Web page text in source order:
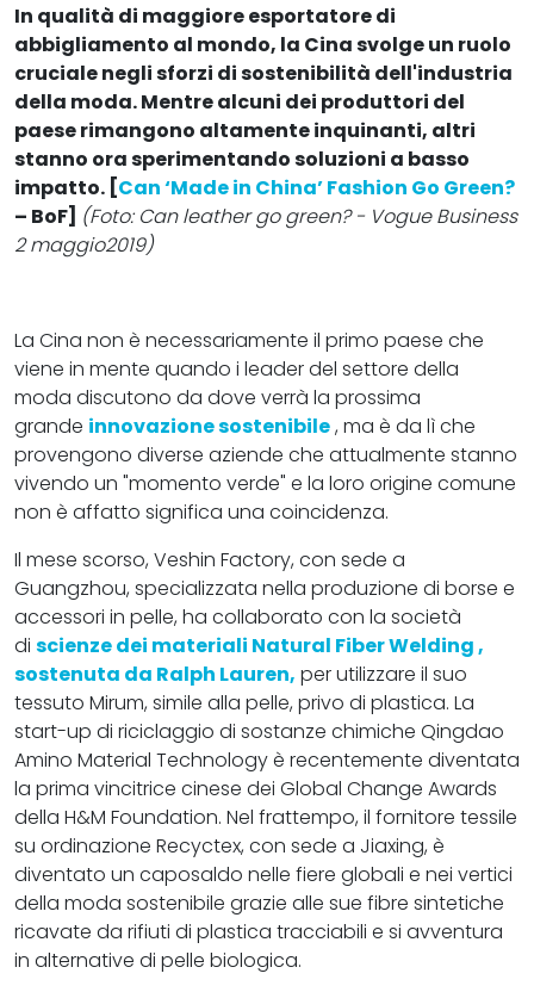
In qualità di maggiore esportatore di
abbigliamento al mondo, la Cina svolge un ruolo
cruciale negli sforzi di sostenibilità dell'industria
della moda. Mentre alcuni dei produttori del
paese rimangono altamente inquinanti, altri
stanno ora sperimentando soluzioni a basso
impatto. [Can ‘Made in China’ Fashion Go Green?
– BoF] (Foto: Can leather go green? - Vogue Business
2 maggio2019)
La Cina non è necessariamente il primo paese che
viene in mente quando i leader del settore della
moda discutono da dove verrà la prossima
grande innovazione sostenibile, ma è da lì che
provengono diverse aziende che attualmente stanno
vivendo un "momento verde" e la loro origine comune
non è affatto significa una coincidenza.
Il mese scorso, Veshin Factory, con sede a
Guangzhou, specializzata nella produzione di borse e
accessori in pelle, ha collaborato con la società
di scienze dei materiali Natural Fiber Welding,
sostenuta da Ralph Lauren, per utilizzare il suo
tessuto Mirum, simile alla pelle, privo di plastica. La
start-up di riciclaggio di sostanze chimiche Qingdao
Amino Material Technology è recentemente diventata
la prima vincitrice cinese dei Global Change Awards
della H&M Foundation. Nel frattempo, il fornitore tessile
su ordinazione Recyctex, con sede a Jiaxing, è
diventato un caposaldo nelle fiere globali e nei vertici
della moda sostenibile grazie alle sue fibre sintetiche
ricavate da rifiuti di plastica tracciabili e si avventura
in alternative di pelle biologica.